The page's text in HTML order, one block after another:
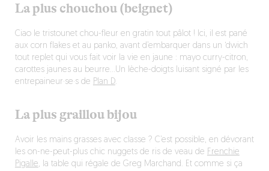
La plus chouchou (beignet)
Ciao le tristounet chou-fleur en gratin tout pâlot ! Ici, il est pané
aux corn flakes et au panko, avant d’embarquer dans un ‘dwich
tout replet qui vous fait voir la vie en jaune : mayo curry-citron,
carottes jaunes au beurre…Un lèche-doigts luisant signé par les
entrepaineur·se·s de Plan D.
La plus graillou bijou
Avoir les mains grasses avec classe ? C’est possible, en dévorant
les on-ne-peut-plus chic nuggets de ris de veau de Frenchie
Pigalle, la table qui régale de Greg Marchand. Et comme si ça